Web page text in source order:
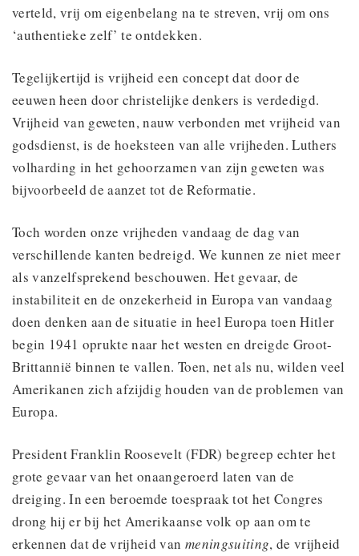
verteld, vrij om eigenbelang na te streven, vrij om ons
‘authentieke zelf’ te ontdekken.
Tegelijkertijd is vrijheid een concept dat door de
eeuwen heen door christelijke denkers is verdedigd.
Vrijheid van geweten, nauw verbonden met vrijheid van
godsdienst, is de hoeksteen van alle vrijheden. Luthers
volharding in het gehoorzamen van zijn geweten was
bijvoorbeeld de aanzet tot de Reformatie.
Toch worden onze vrijheden vandaag de dag van
verschillende kanten bedreigd. We kunnen ze niet meer
als vanzelfsprekend beschouwen. Het gevaar, de
instabiliteit en de onzekerheid in Europa van vandaag
doen denken aan de situatie in heel Europa toen Hitler
begin 1941 oprukte naar het westen en dreigde Groot-
Brittannië binnen te vallen. Toen, net als nu, wilden veel
Amerikanen zich afzijdig houden van de problemen van
Europa.
President Franklin Roosevelt (FDR) begreep echter het
grote gevaar van het onaangeroerd laten van de
dreiging. In een beroemde toespraak tot het Congres
drong hij er bij het Amerikaanse volk op aan om te
erkennen dat de vrijheid van meningsuiting, de vrijheid